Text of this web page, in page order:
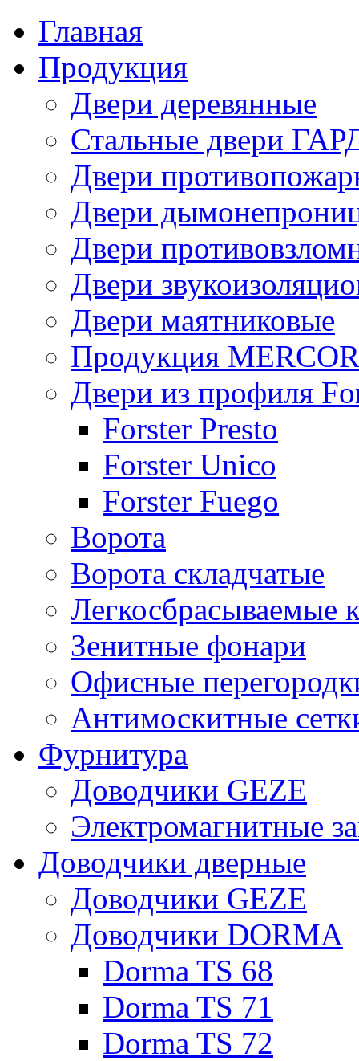
Главная
Продукция
Двери деревянные
Стальные двери
Двери
Двери
Двери
Двери
Двери маятниковые
Продукция MERCOR
Двери из профиля
Forster Presto
Forster Unico
Forster Fuego
Ворота
Ворота складчатые
Легкосбрасываемые
Зенитные фонари
Офисные
Антимоскитные
Фурнитура
Доводчики GEZE
Электромагнитные
Доводчики дверные
Доводчики GEZE
Доводчики DORMA
Dorma TS 68
Dorma TS 71
Dorma TS 72